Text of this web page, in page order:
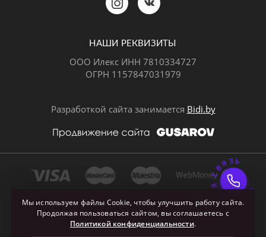
НАШИ РЕКВИЗИТЫ
ООО Илекс ИНН 7810334727
ОГРН 1157847031979
Разработкой сайта занимается Bidi.by
Мы используем файлы Cookie, чтобы улучшить работу сайта.
Продолжая пользоваться сайтом, вы соглашаетесь с
Политикой конфиденциальности.
Позвонить Telegram
Почта ОБРАТНАЯ